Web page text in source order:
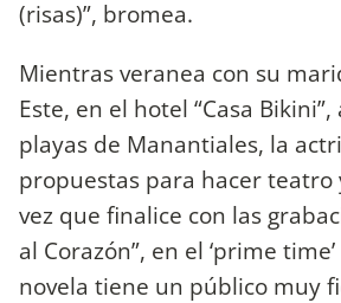
(risas)”, bromea.
Mientras veranea con su
Este, en el hotel “Casa
playas de Manantiales, la
propuestas para hacer teatro
vez que finalice con las
al Corazón”, en el ‘prime
novela tiene un público muy